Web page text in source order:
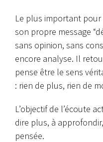
Le plus important
son propre message
sans opinion, sans
encore analyse. Il
pense être le sens
: rien de plus, rien de
L’objectif de l’écoute
dire plus, à
pensée.